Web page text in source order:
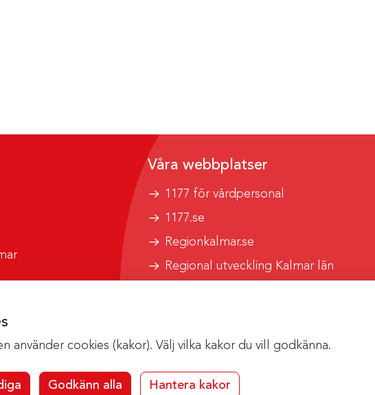
använder cookies (kakor). Välj vilka kakor du vill godkänna.
Godkänn alla Hantera kakor
Våra webbplatser
1177 för vårdpersonal
1177.se
Regionkalmar.se
Regional utveckling Kalmar län